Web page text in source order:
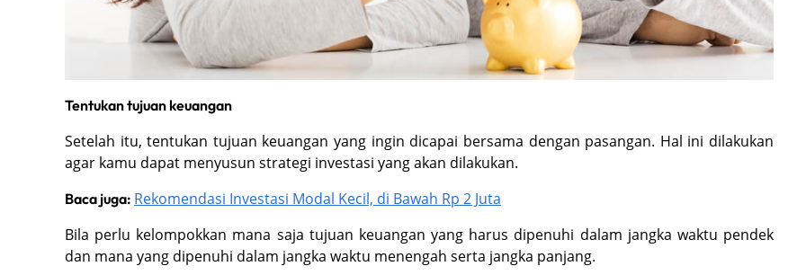
Tentukan tujuan keuangan
Setelah itu, tentukan tujuan keuangan yang ingin dicapai bersama dengan pasangan. Hal ini dilakukan
agar kamu dapat menyusun strategi investasi yang akan dilakukan.
Baca juga: Rekomendasi Investasi Modal Kecil, di Bawah Rp 2 Juta
Bila perlu kelompokkan mana saja tujuan keuangan yang harus dipenuhi dalam jangka waktu pendek
dan mana yang dipenuhi dalam jangka waktu menengah serta jangka panjang.